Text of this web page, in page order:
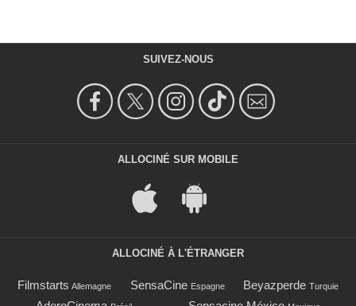
SUIVEZ-NOUS
ALLOCINÉ SUR MOBILE
ALLOCINÉ À L'ÉTRANGER
Filmstarts Allemagne SensaCine Espagne Beyazperde Turquie